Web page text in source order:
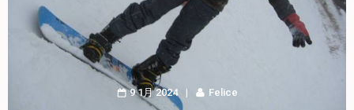
9 1月 2024 Felice